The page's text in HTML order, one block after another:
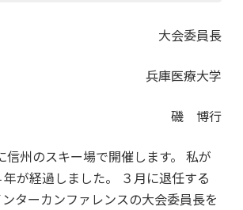
大会委員長
兵庫医療大学
磯 博行
州のスキー場で開催します。 私が
が経過しました。 ３月に退任する
ターカンファレンスの大会委員長を